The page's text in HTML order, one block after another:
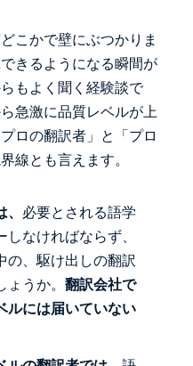
こかで壁にぶつかりま
きるようになる瞬間が
もよく聞く経験談で
急激に品質レベルが上
ロの翻訳者」と「プロ
線とも言えます。
必要とされる語学
なければならず、
の、駆け出しの翻訳
うか。 翻訳会社で
ルには届いていない